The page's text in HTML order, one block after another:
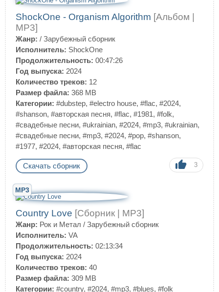
ShockOne - Organism Algorithm [Альбом |
MP3]
Жанр: / Зарубежный сборник
Исполнитель: ShockOne
Продолжительность: 00:47:26
Год выпуска: 2024
Количество треков: 12
Размер файла: 368 MB
Категории: #dubstep, #electro house, #flac, #2024,
#shanson, #авторская песня, #flac, #1981, #folk,
#свадебные песни, #ukrainian, #2024, #mp3, #ukrainian,
#свадебные песни, #mp3, #2024, #pop, #shanson,
#1977, #2024, #авторская песня, #flac
Скачать сборник 3
MP3
Country Love [Сборник | MP3]
Жанр: Рок и Метал / Зарубежный сборник
Исполнитель: VA
Продолжительность: 02:13:34
Год выпуска: 2024
Количество треков: 40
Размер файла: 309 MB
Категории: #country, #2024, #mp3, #blues, #folk